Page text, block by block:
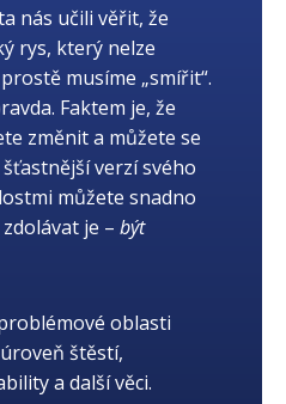
nás učili věřit, že
rys, který nelze
musíme „smířit“.
Faktem je, že
změnit a můžete se
verzí svého
můžete snadno
je – být
oblasti
štěstí,
a další věci.